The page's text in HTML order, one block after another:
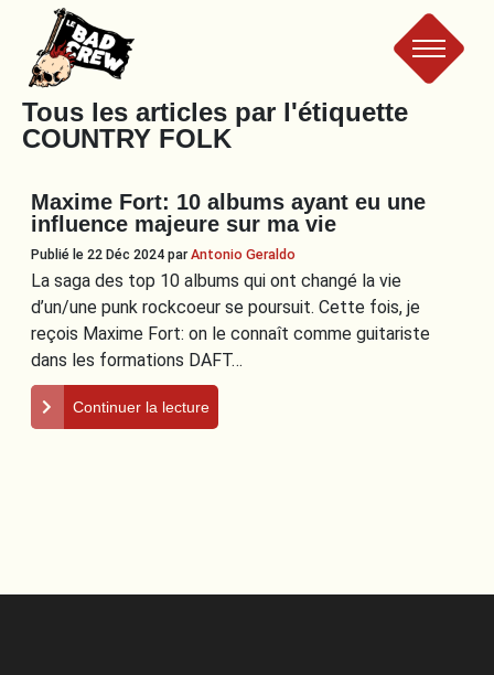
Le
Bad
Crew
Tous les articles par l'étiquette
COUNTRY FOLK
Maxime Fort: 10 albums ayant eu une
influence majeure sur ma vie
Publié le 22 Déc 2024 parAntonio Geraldo
La saga des top 10 albums qui ont changé la vie
d’un/une punk rockcoeur se poursuit. Cette fois, je
reçois Maxime Fort: on le connaît comme guitariste
dans les formations DAFT…
Continuer la lecture